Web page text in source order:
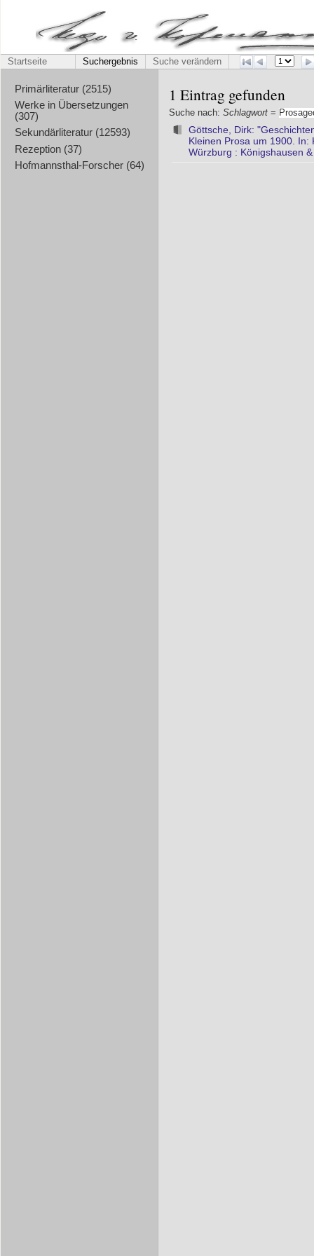
Startseite Suchergebnis Suche verändern
Primärliteratur (2515)
Werke in Übersetzungen
(307)
Sekundärliteratur (12593)
Rezeption (37)
Hofmannsthal-Forscher (64)
1 Eintrag gefunden
Suche nach: Schlagwort =
Göttsche, Dirk:
Kleinen Prosa um 1900.
Würzburg : Königshausen